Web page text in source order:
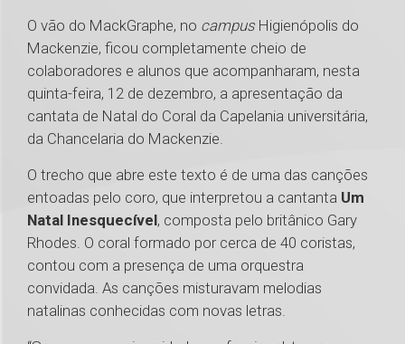
O vão do MackGraphe, no campus Higienópolis do
Mackenzie, ficou completamente cheio de
colaboradores e alunos que acompanharam, nesta
quinta-feira, 12 de dezembro, a apresentação da
cantata de Natal do Coral da Capelania universitária,
da Chancelaria do Mackenzie.
O trecho que abre este texto é de uma das canções
entoadas pelo coro, que interpretou a cantanta Um
Natal Inesquecível, composta pelo britânico Gary
Rhodes. O coral formado por cerca de 40 coristas,
contou com a presença de uma orquestra
convidada. As canções misturavam melodias
natalinas conhecidas com novas letras.